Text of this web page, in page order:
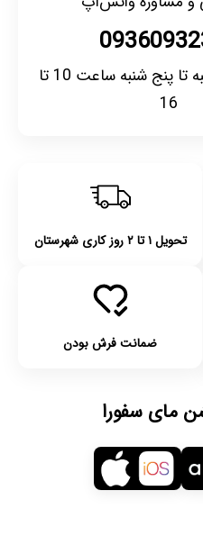
ساعت کاری شنبه تا پنج شنبه ساعت 10 تا
16
تحویل ۱ تا ۲ روز کاری شهرستان
ضمانت فرش بودن
مای سفورا